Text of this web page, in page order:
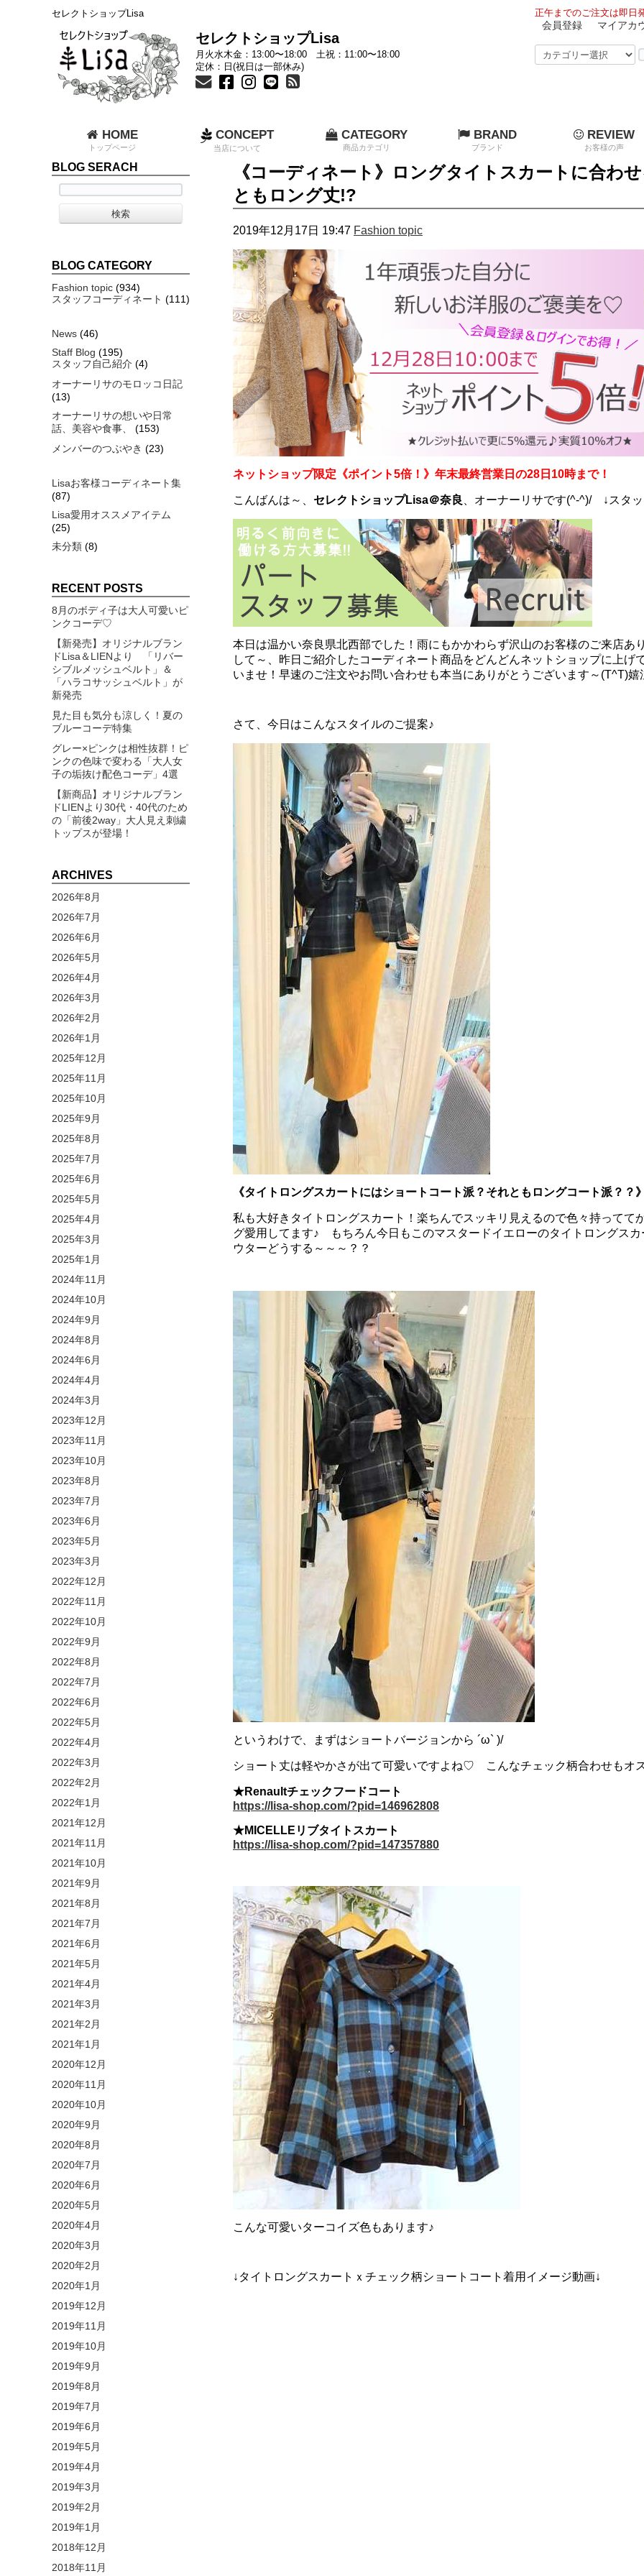
正午までのご注文は即日
会員登録 マイアカ
セレクトショップLisa
セレクトショップLisa
月火水木金：13:00〜18:00 土祝：11:00〜18:00
定休：日(祝日は一部休み)
HOME
トップページ
CONCEPT
当店について
CATEGORY
商品カテゴリ
BRAND
ブランド
REVIEW
お客様の声
《コーディネート》ロングタイトスカートに合わ
ともロング丈!?
2019年12月17日 19:47 Fashion topic
ネットショップ限定《ポイント5倍！》年末最終営業日の28日10時まで！
こんばんは～、 セレクトショップLisa＠奈良 、オーナーリサです(^-^)/ ↓スタ
本日は温かい奈良県北西部でした！雨にもかかわらず沢山のお客様のご来店あ
して～、昨日ご紹介したコーディネート商品をどんどんネットショップに上
いませ！早速のご注文やお問い合わせも本当にありがとうございます～(T^T)嬉
さて、今日はこんなスタイルのご提案♪
《タイトロングスカートにはショートコート派？それともロングコート派？？》
私も大好きタイトロングスカート！楽ちんでスッキリ見えるので色々持ってて
グ愛用してます♪ もちろん今日もこのマスタードイエローのタイトロングス
ウターどうする～～～？？
というわけで、まずはショートバージョンから ´ω` )/
ショート丈は軽やかさが出て可愛いですよね♡ こんなチェック柄合わせもオ
★Renaultチェックフードコート
https://lisa-shop.com/?pid=146962808
★MICELLEリブタイトスカート
https://lisa-shop.com/?pid=147357880
こんな可愛いターコイズ色もあります♪
↓タイトロングスカートｘチェック柄ショートコート着用イメージ動画↓
BLOG SERACH
BLOG CATEGORY
Fashion topic (934)
スタッフコーディネート (111)
News (46)
Staff Blog (195)
スタッフ自己紹介 (4)
オーナーリサのモロッコ日記
(13)
オーナーリサの想いや日常
話、美容や食事、
(153)
メンバーのつぶやき (23)
Lisaお客様コーディネート集
(87)
Lisa愛用オススメアイテム
(25)
未分類 (8)
RECENT POSTS
8月のボディ子は大人可愛いピ
ンクコーデ♡
【新発売】オリジナルブラン
ドLisa＆LIENより 「リバー
シブルメッシュベルト」＆
「ハラコサッシュベルト」が
新発売
見た目も気分も涼しく！夏の
ブルーコーデ特集
グレー×ピンクは相性抜群！ピ
ンクの色味で変わる「大人女
子の垢抜け配色コーデ」4選
【新商品】オリジナルブラン
ドLIENより30代・40代のため
の「前後2way」大人見え刺繍
トップスが登場！
ARCHIVES
2026年8月
2026年7月
2026年6月
2026年5月
2026年4月
2026年3月
2026年2月
2026年1月
2025年12月
2025年11月
2025年10月
2025年9月
2025年8月
2025年7月
2025年6月
2025年5月
2025年4月
2025年3月
2025年1月
2024年11月
2024年10月
2024年9月
2024年8月
2024年6月
2024年4月
2024年3月
2023年12月
2023年11月
2023年10月
2023年8月
2023年7月
2023年6月
2023年5月
2023年3月
2022年12月
2022年11月
2022年10月
2022年9月
2022年8月
2022年7月
2022年6月
2022年5月
2022年4月
2022年3月
2022年2月
2022年1月
2021年12月
2021年11月
2021年10月
2021年9月
2021年8月
2021年7月
2021年6月
2021年5月
2021年4月
2021年3月
2021年2月
2021年1月
2020年12月
2020年11月
2020年10月
2020年9月
2020年8月
2020年7月
2020年6月
2020年5月
2020年4月
2020年3月
2020年2月
2020年1月
2019年12月
2019年11月
2019年10月
2019年9月
2019年8月
2019年7月
2019年6月
2019年5月
2019年4月
2019年3月
2019年2月
2019年1月
2018年12月
2018年11月